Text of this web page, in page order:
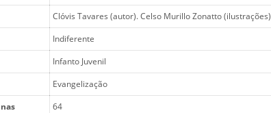
Clóvis Tavares (autor). Celso Murillo Zonatto (ilustrações)
Indiferente
Infanto Juvenil
Evangelização
64